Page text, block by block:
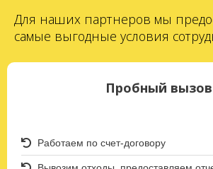
Для наших партнеров мы
самые выгодные условия
Пробный вызов
Работаем по счет-договору